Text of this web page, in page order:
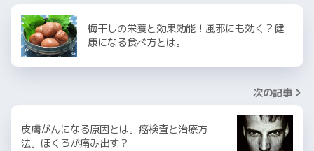
梅干しの栄養と効果効能！風邪にも効く？健
康になる食べ方とは。
次の記事
皮膚がんになる原因とは。癌検査と治療方
法。ほくろが痛み出す？